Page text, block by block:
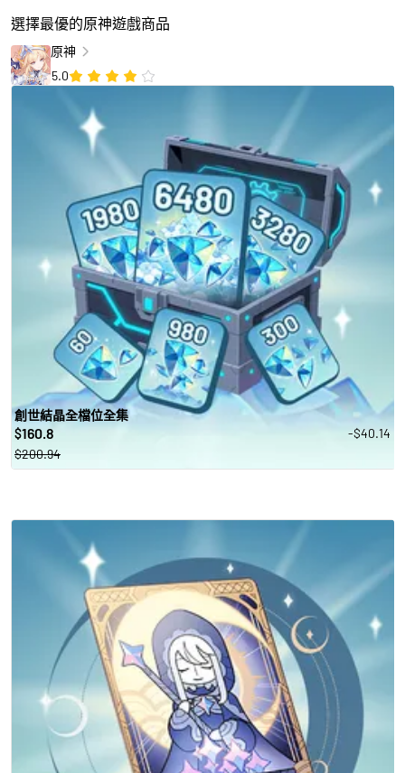
選擇最優的原神遊戲商品
原神
5.0
創世結晶全檔位全集
$160.8
-$40.14
$200.94